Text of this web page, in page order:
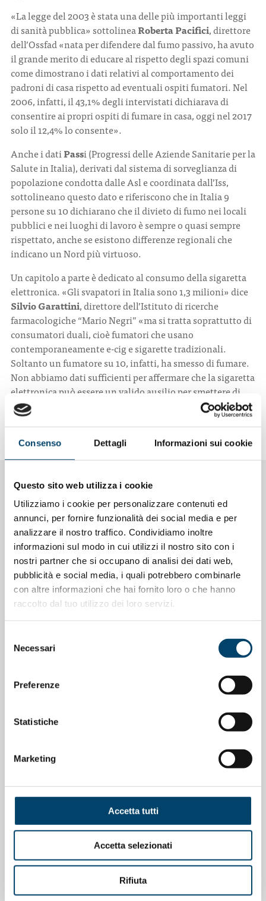
Consenso Dettagli Informazioni sui cookie
Questo sito web utilizza i cookie
Utilizziamo i cookie per personalizzare contenuti ed
annunci, per fornire funzionalità dei social media e per
analizzare il nostro traffico. Condividiamo inoltre
informazioni sul modo in cui utilizzi il nostro sito con i
nostri partner che si occupano di analisi dei dati web,
pubblicità e social media, i quali potrebbero combinarle
con altre informazioni che hai fornito loro o che hanno
raccolto dal tuo utilizzo dei loro servizi.
delNecessari
Preferenze
Statistiche
Marketing
Accetta tutti
Accetta selezionati
Rifiuta
«La legge del 2003 è stata una delle più importanti leggi
di sanità pubblica» sottolineaRoberta Pacifici, direttore
dell’Ossfad «nata per difendere dal fumo passivo, ha avuto
il grande merito di educare al rispetto degli spazi comuni
come dimostrano i dati relativi al comportamento dei
padroni di casa rispetto ad eventuali ospiti fumatori. Nel
2006, infatti, il 43,1% degli intervistati dichiarava di
consentire ai propri ospiti di fumare in casa, oggi nel 2017
solo il 12,4% lo consente».
Anche i datiPassi (Progressi delle Aziende Sanitarie per la
Salute in Italia), derivati dal sistema di sorveglianza di
popolazione condotta dalle Asl e coordinata dall’Iss,
sottolineano questo dato e riferiscono che in Italia 9
persone su 10 dichiarano che il divieto di fumo nei locali
pubblici e nei luoghi di lavoro è sempre o quasi sempre
rispettato, anche se esistono differenze regionali che
indicano un Nord più virtuoso.
Un capitolo a parte è dedicato al consumo della sigaretta
elettronica. «Gli svapatori in Italia sono 1,3 milioni» dice
Silvio Garattini, direttore dell’Istituto di ricerche
farmacologiche “Mario Negri” «ma si tratta soprattutto di
consumatori duali, cioè fumatori che usano
contemporaneamente e-cig e sigarette tradizionali.
Soltanto un fumatore su 10, infatti, ha smesso di fumare.
Non abbiamo dati sufficienti per affermare che la sigaretta
elettronica può essere un valido ausilio per smettere di
fumare».
DaDoctor33
NOTIZIE CORRELATE
ONDA PER LE DONNE
Depressione Post Partum: intervista al
Prof. Claudio Mencacci